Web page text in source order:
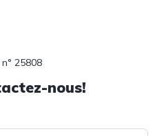
25808
nous!